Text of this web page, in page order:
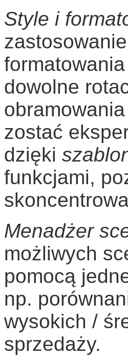
Style i
dowolne
zostać
dzięki
funkcjami,
Menadżer
możliwych
pomocą
np.
wysokich /
sprzedaży.